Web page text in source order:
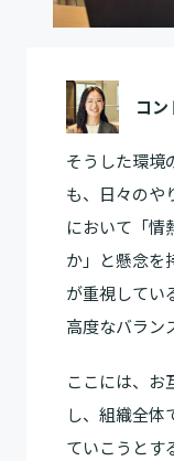
コン
そうした環境
も、日々のや
において「情
か」と懸念を
が重視してい
高度なバラン
ここには、お
し、組織全体
ていこうとす